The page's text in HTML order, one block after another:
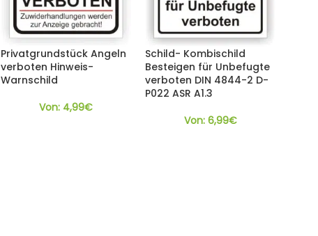
Privatgrundstück Angeln
verboten Hinweis-
Warnschild
Von: 4,99€
Schild- Kombischild
Besteigen für Unbefugte
verboten DIN 4844-2 D-
P022 ASR A1.3
Von: 6,99€